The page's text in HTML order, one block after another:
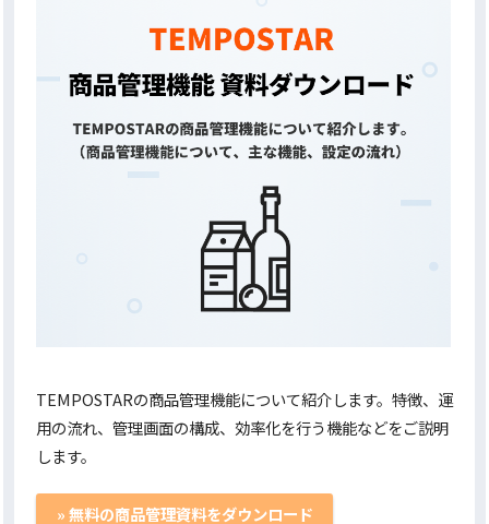
TEMPOSTARの商品管理機能について紹介します。特徴、運
用の流れ、管理画面の構成、効率化を行う機能などをご説明
します。
» 無料の商品管理資料をダウンロード